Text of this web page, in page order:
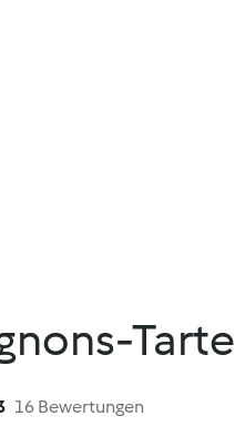
Tarte
16 Bewertungen